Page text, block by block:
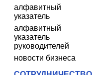
алфавитный
указатель
алфавитный
указатель
руководителей
новости бизнеса